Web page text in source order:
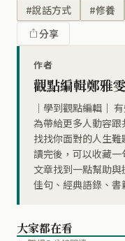
#說話方式 #修養
分享
作者
觀點編輯鄭雅雯
｜學到觀點編輯｜
為帶給更多人動容
找找你面對的人生
讀完後，可以收藏
文章找到一點幫助
佳句、經典語錄、
大家都在看